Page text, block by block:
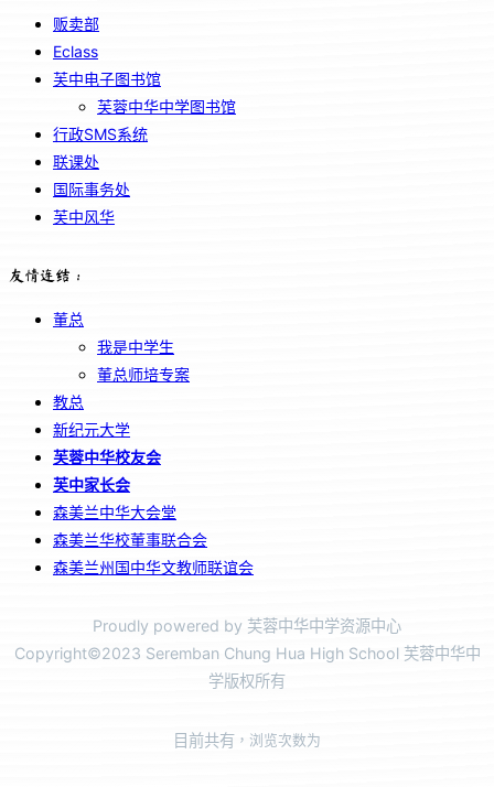
贩卖部
Eclass
芙中电子图书馆
芙蓉中华中学图书馆
行政SMS系统
联课处
国际事务处
芙中风华
友情连结：
董总
我是中学生
董总师培专案
教总
新纪元大学
芙蓉中华校友会
芙中家长会
森美兰中华大会堂
森美兰华校董事联合会
森美兰州国中华文教师联谊会
Proudly powered by 芙蓉中华中学资源中心
Copyright©2023 Seremban Chung Hua High School 芙蓉中华中
学版权所有
目前共有 ，浏览次数为